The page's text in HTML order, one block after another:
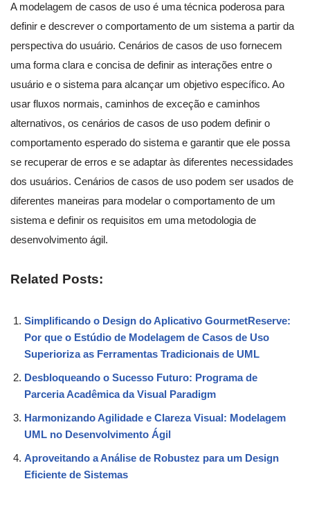
A modelagem de casos de uso é uma técnica poderosa para
definir e descrever o comportamento de um sistema a partir da
perspectiva do usuário. Cenários de casos de uso fornecem
uma forma clara e concisa de definir as interações entre o
usuário e o sistema para alcançar um objetivo específico. Ao
usar fluxos normais, caminhos de exceção e caminhos
alternativos, os cenários de casos de uso podem definir o
comportamento esperado do sistema e garantir que ele possa
se recuperar de erros e se adaptar às diferentes necessidades
dos usuários. Cenários de casos de uso podem ser usados de
diferentes maneiras para modelar o comportamento de um
sistema e definir os requisitos em uma metodologia de
desenvolvimento ágil.
Related Posts:
Simplificando o Design do Aplicativo GourmetReserve:
Por que o Estúdio de Modelagem de Casos de Uso
Superioriza as Ferramentas Tradicionais de UML
Desbloqueando o Sucesso Futuro: Programa de
Parceria Acadêmica da Visual Paradigm
Harmonizando Agilidade e Clareza Visual: Modelagem
UML no Desenvolvimento Ágil
Aproveitando a Análise de Robustez para um Design
Eficiente de Sistemas